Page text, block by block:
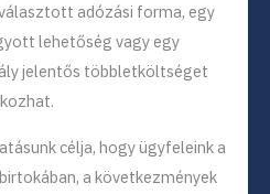
adózási forma, egy
lehetőség vagy egy
jelentős többletköltséget
célja, hogy ügyfeleink a
a következmények